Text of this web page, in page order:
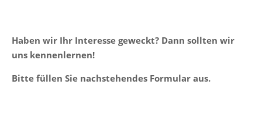
Haben wir Ihr Interesse geweckt? Dann sollten wir
uns kennenlernen!
Bitte füllen Sie nachstehendes Formular aus.